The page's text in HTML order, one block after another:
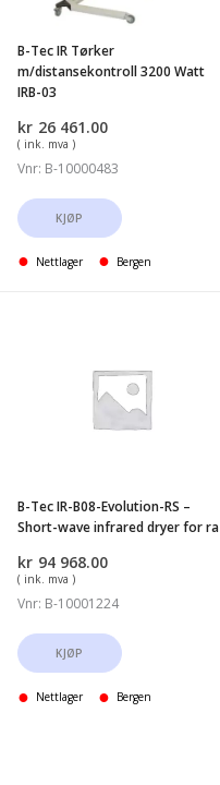
3200
IRB-
03
B-Tec IR Tørker
m/distansekontroll 3200 Watt
IRB-03
kr 26 461.00
( ink. mva )
Vnr: B-10000483
KJØP
Nettlager Bergen
Evolution-
Short-
infrared
dryer
ra
B-Tec IR-B08-Evolution-RS –
Short-wave infrared dryer for ra
kr 94 968.00
( ink. mva )
Vnr: B-10001224
KJØP
Nettlager Bergen